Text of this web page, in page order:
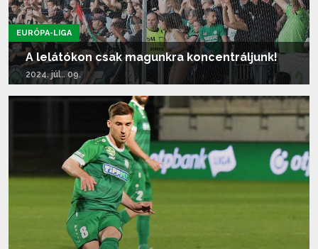
EURÓPA-LIGA
A lelátókon csak magunkra koncentráljunk!
2024. júl.. 09.
Tovább olvasom...